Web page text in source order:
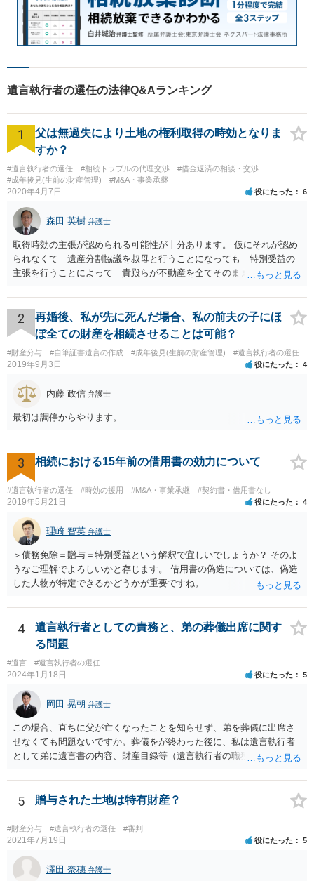
遺言執行者の選任の法律Q&Aランキング
1
父は無過失により土地の権利取得の時効となりま
すか？
#遺言執行者の選任 #相続トラブルの代理交渉
#借金返済の相談・交渉
#成年後見(生前の財産管理)
#M&A・事業承継
2020年4月7日 役にたった 6
森田 英樹 弁護士
取得時効の主張が認められる可能性が十分あります。 仮にそれが認め
られなくて 遺産分割協議を叔母と行うことになっても 特別受益の
主張を行うことによって 貴殿らが不動産を全てそのまま取得できる
2
再婚後、私が先に死んだ場合、私の前夫の子にほ
ぼ全ての財産を相続させることは可能？
#財産分与 #自筆証書遺言の作成 #成年後見(生前の財産管理) #遺言執行者の選任
2019年9月3日 役にたった 4
内藤 政信 弁護士
最初は調停からやります。
3 相続における15年前の借用書の効力について
#遺言執行者の選任 #時効の援用 #M&A・事業承継 #契約書・借用書なし
2019年5月21日 役にたった 4
理崎 智英 弁護士
＞債務免除＝贈与＝特別受益という解釈で宜しいでしょうか？ そのよ
うなご理解でよろしいかと存じます。 借用書の偽造については、偽造
した人物が特定できるかどうかが重要ですね。
4
遺言執行者としての責務と、弟の葬儀出席に関す
る問題
#遺言 #遺言執行者の選任
2024年1月18日 役にたった 5
岡田 晃朝 弁護士
この場合、直ちに父が亡くなったことを知らせず、弟を葬儀に出席さ
せなくても問題ないですか。葬儀をが終わった後に、私は遺言執行者
として弟に遺言書の内容、財産目録等（遺言執行者の職務）を知らせ
るかは喪主の自由です。 呼ばなくてもかまいません。 そもそも、そう
いう法律関係にありません。 遺言の内容と遺産の総額の通知、公正証
で、対応しましょう。 そのあとは遺留分の請求などがあればそれへの
対応となるでしょう。
5 贈与された土地は特有財産？
#財産分与 #遺言執行者の選任 #審判
2021年7月19日 役にたった 5
澤田 奈穗 弁護士